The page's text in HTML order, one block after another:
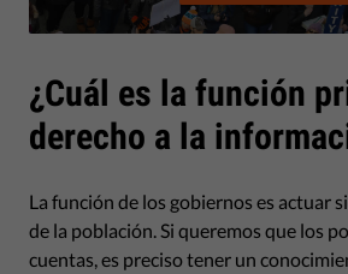
¿Cuál es la función
derecho a la
La función de los gobiernos es actuar
de la población. Si queremos que los
cuentas, es preciso tener un